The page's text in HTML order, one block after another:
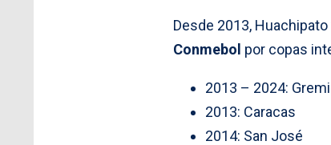
Desde 2013, Huachipato
Conmebol por copas
2013 – 2024:
2013: Caracas
2014: San José